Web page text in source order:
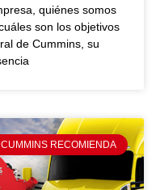
quiénes somos
son los objetivos
de Cummins, su
CUMMINS RECOMIENDA